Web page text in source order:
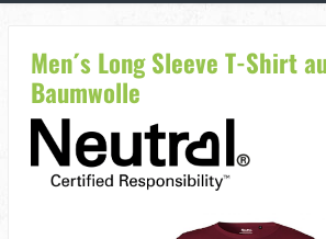
Men´s Long Sleeve T-Shirt
Baumwolle